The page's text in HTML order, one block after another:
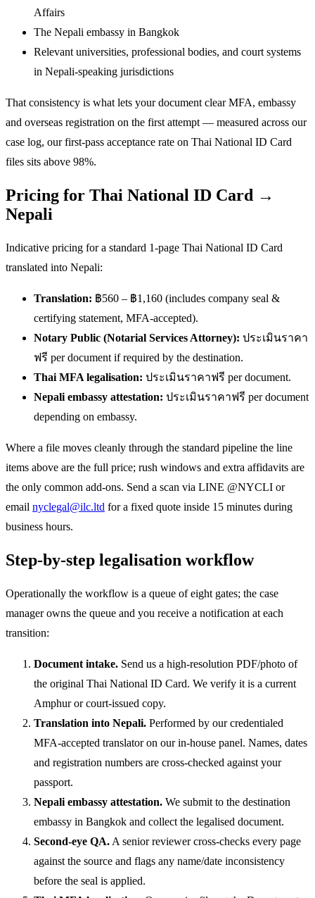
Affairs
The Nepali embassy in Bangkok
Relevant universities, professional bodies, and court systems
in Nepali-speaking jurisdictions
That consistency is what lets your document clear MFA, embassy
and overseas registration on the first attempt — measured across our
case log, our first-pass acceptance rate on Thai National ID Card
files sits above 98%.
Pricing for Thai National ID Card →
Nepali
Indicative pricing for a standard 1-page Thai National ID Card
translated into Nepali:
Translation: ฿560 – ฿1,160 (includes company seal &
certifying statement, MFA-accepted).
Notary Public (Notarial Services Attorney): ประเมินราคา
ฟรี per document if required by the destination.
Thai MFA legalisation: ประเมินราคาฟรี per document.
Nepali embassy attestation: ประเมินราคาฟรี per document
depending on embassy.
Where a file moves cleanly through the standard pipeline the line
items above are the full price; rush windows and extra affidavits are
the only common add-ons. Send a scan via LINE @NYCLI or
email nyclegal@ilc.ltd for a fixed quote inside 15 minutes during
business hours.
Step-by-step legalisation workflow
Operationally the workflow is a queue of eight gates; the case
manager owns the queue and you receive a notification at each
transition:
Document intake. Send us a high-resolution PDF/photo of
the original Thai National ID Card. We verify it is a current
Amphur or court-issued copy.
Translation into Nepali. Performed by our credentialed
MFA-accepted translator on our in-house panel. Names, dates
and registration numbers are cross-checked against your
passport.
Nepali embassy attestation. We submit to the destination
embassy in Bangkok and collect the legalised document.
Second-eye QA. A senior reviewer cross-checks every page
against the source and flags any name/date inconsistency
before the seal is applied.